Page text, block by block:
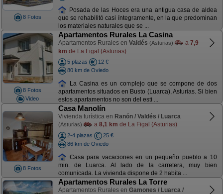
8 Fotos
Posada de las Hoces era una antigua casa de aldea
que se rehabilitó casi íntegramente, en la que predominan
los materiales naturales que se ...
8 Fotos
Video
Apartamentos Rurales La Casina
Apartamentos Rurales en Valdés (Asturias) a 7,9
km de La Figal (Asturias)
5 plazas
12 €
80 km de Oviedo
La Casina es un complejo que se compone de dos
apartamentos situados en Busto (Luarca), Asturias. Si bien
estos apartamentos no son del esti ...
8 Fotos
Casa Manolín
Vivienda turística en Ranón / Valdés / Luarca
(Asturias) a 8,1 km de La Figal (Asturias)
2-4 plazas
25 €
86 km de Oviedo
Casa para vacaciones en un pequeño pueblo a 10
min. de Luarca. Al lado de la carretera, muy bien
comunicada. La vivienda dispone de 2 habita ...
Apartamentos Rurales La Torre
Apartamentos Rurales en Gamones / Luarca /